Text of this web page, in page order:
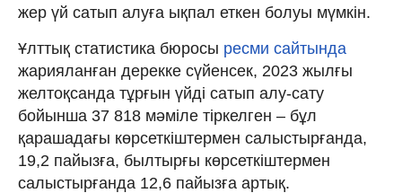
жер үй сатып алуға ықпал еткен болуы мүмкін.
Ұлттық статистика бюросы ресми сайтында
жарияланған дерекке сүйенсек, 2023 жылғы
желтоқсанда тұрғын үйді сатып алу-сату
бойынша 37 818 мәміле тіркелген – бұл
қарашадағы көрсеткіштермен салыстырғанда,
19,2 пайызға, былтырғы көрсеткіштермен
салыстырғанда 12,6 пайызға артық.